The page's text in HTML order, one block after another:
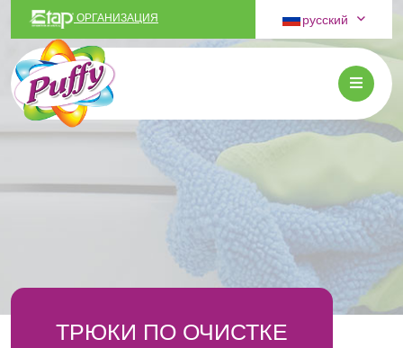
ОРГАНИЗАЦИЯ русский
ТРЮКИ ПО ОЧИСТКЕ